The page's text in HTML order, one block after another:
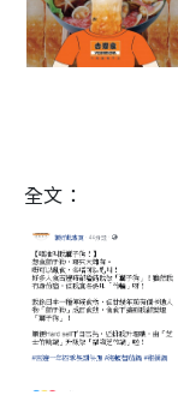
全文：